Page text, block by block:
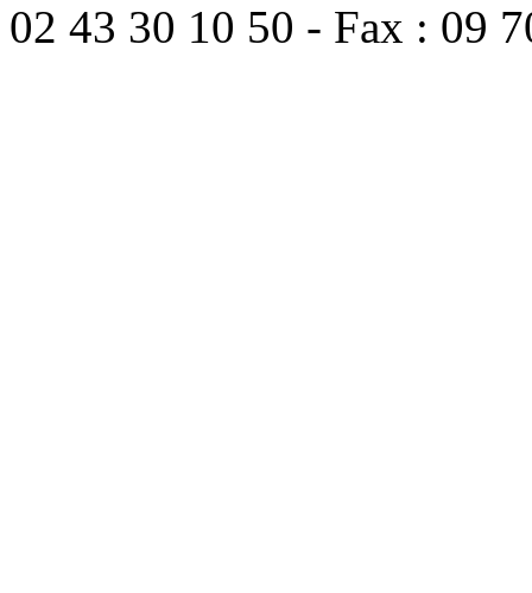
02 43 30 10 50 - Fax : 09